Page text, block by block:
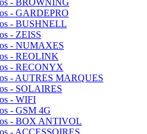
- BROWNING
- GARDEPRO
- BUSHNELL
- ZEISS
- NUMAXES
- REOLINK
- RECONYX
- AUTRES MARQUES
- SOLAIRES
- WIFI
- GSM 4G
- BOX ANTIVOL
- ACCESSOIRES